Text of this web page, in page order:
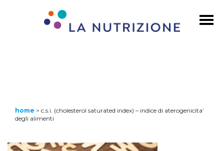
home > c.s.i. (cholesterol saturated index) – indice di aterogenicita’
degli alimenti